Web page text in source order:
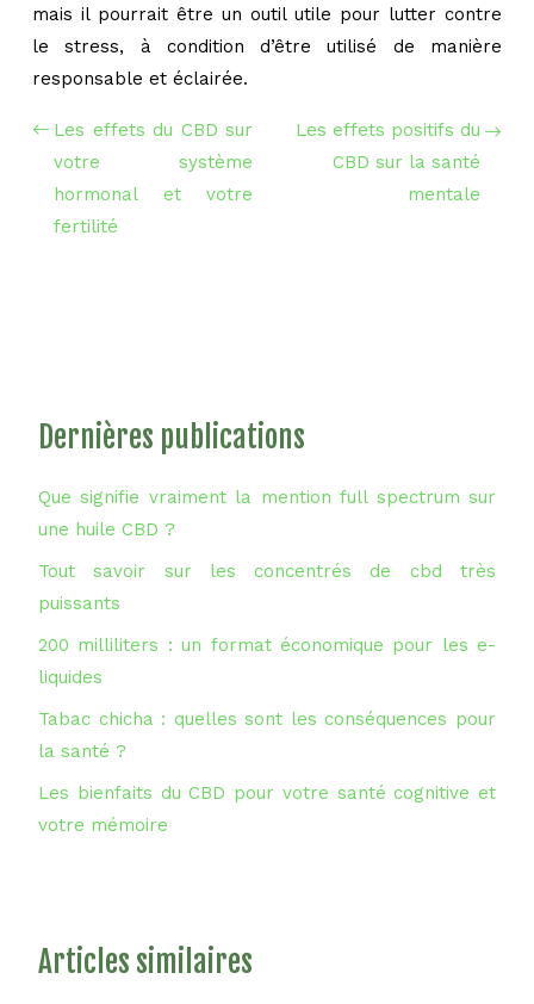
mais il pourrait être un outil utile pour lutter contre
le stress, à condition d’être utilisé de manière
responsable et éclairée.
Les effets du CBD sur
votre système
hormonal et votre
fertilité
Les effets positifs du
CBD sur la santé
mentale
Dernières publications
Que signifie vraiment la mention full spectrum sur
une huile CBD ?
Tout savoir sur les concentrés de cbd très
puissants
200 milliliters : un format économique pour les e-
liquides
Tabac chicha : quelles sont les conséquences pour
la santé ?
Les bienfaits du CBD pour votre santé cognitive et
votre mémoire
Articles similaires